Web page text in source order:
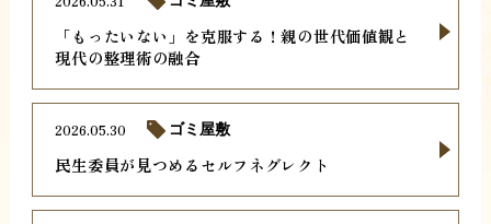
「もったいない」を克服する！親の世代価値観と
現代の整理術の融合
民生委員が見つめるセルフネグレクト
2026.05.30 ゴミ屋敷